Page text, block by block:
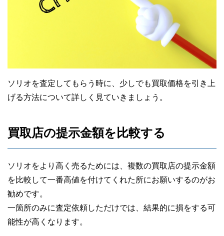
ソリオを査定してもらう時に、少しでも買取価格を引き上
げる方法について詳しく見ていきましょう。
買取店の提示金額を比較する
ソリオをより高く売るためには、複数の買取店の提示金額
を比較して一番高値を付けてくれた所にお願いするのがお
勧めです。
一箇所のみに査定依頼しただけでは、結果的に損をする可
能性が高くなります。